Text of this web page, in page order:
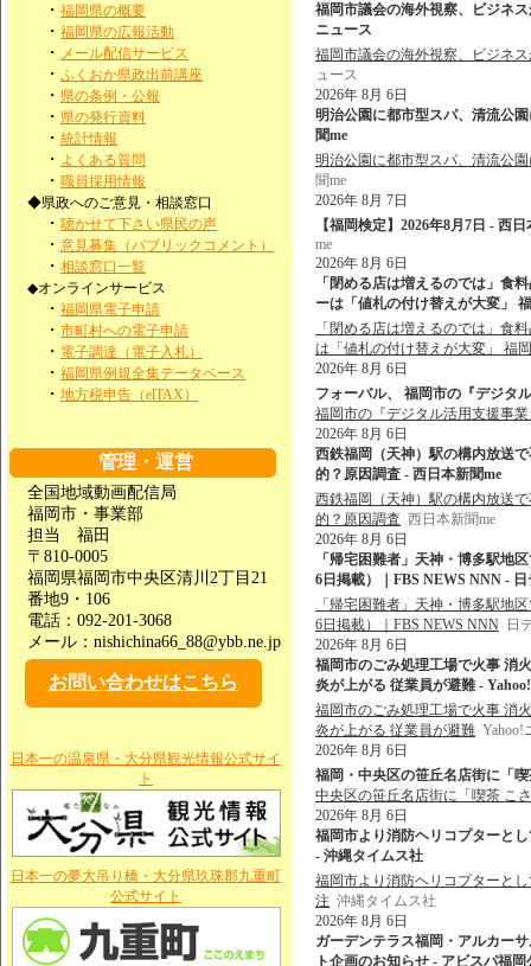
・ 福岡県の概要
・ 福岡県の広報活動
・ メール配信サービス
・ ふくおか県政出前講座
・ 県の条例・公報
・ 県の発行資料
・ 統計情報
・ よくある質問
・ 職員採用情報
◆県政へのご意見・相談窓口
・ 聴かせて下さい県民の声
・ 意見募集（パブリックコメント）
・ 相談窓口一覧
◆オンラインサービス
・ 福岡県電子申請
・ 市町村への電子申請
・ 電子調達（電子入札）
・ 福岡県例規全集データベース
・ 地方税申告（elTAX）
管理・運営
全国地域動画配信局
福岡市・事業部
担当 福田
〒810-0005
福岡県福岡市中央区清川2丁目21
番地9・106
電話：092-201-3068
メール：nishichina66_88@ybb.ne.jp
お問い合わせはこちら
日本一の温泉県・大分県観光情報公式サイ
ト
日本一の夢大吊り橋・大分県玖珠郡九重町
公式サイト
福岡市議会の海外視察、ビジネ
ニュース
福岡市議会の海外視察、ビジネ
ュース
2026年 8月 6日
明治公園に都市型スパ、清流公
聞me
明治公園に都市型スパ、清流公
聞me
2026年 8月 7日
【福岡検定】2026年8月7日 - 西
me
2026年 8月 6日
「閉める店は増えるのでは」食
ーは「値札の付け替えが大変」
「閉める店は増えるのでは」食
は「値札の付け替えが大変」 福岡
2026年 8月 6日
フォーバル、 福岡市の『デジタ
福岡市の『デジタル活用支援事
2026年 8月 6日
西鉄福岡（天神）駅の構内放送
的？原因調査 - 西日本新聞me
西鉄福岡（天神）駅の構内放送
的？原因調査 西日本新聞me
2026年 8月 6日
「帰宅困難者」天神・博多駅地
6日掲載）｜FBS NEWS NNN -
「帰宅困難者」天神・博多駅地
6日掲載）｜FBS NEWS NNN 日
2026年 8月 6日
福岡市のごみ処理工場で火事 消
炎が上がる 従業員が避難 -
福岡市のごみ処理工場で火事 消
炎が上がる 従業員が避難 Yahoo!
2026年 8月 6日
福岡・中央区の笹丘名店街に「
中央区の笹丘名店街に「喫茶 こ
2026年 8月 6日
福岡市より消防ヘリコプターと
- 沖縄タイムス社
福岡市より消防ヘリコプターと
注 沖縄タイムス社
2026年 8月 6日
ガーデンテラス福岡・アルカー
ト企画のお知らせ - アビスパ福